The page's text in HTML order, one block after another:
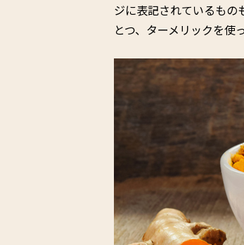
ジに表記されているもの
とつ、ターメリックを使